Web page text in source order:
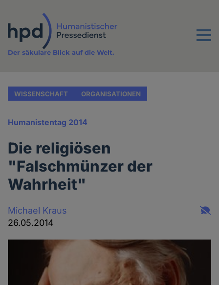
Inhalt
Menu
Der säkulare Blick auf die Welt.
WISSENSCHAFT ORGANISATIONEN
Humanistentag 2014
Die religiösen
"Falschmünzer der
Wahrheit"
Michael Kraus
26.05.2014